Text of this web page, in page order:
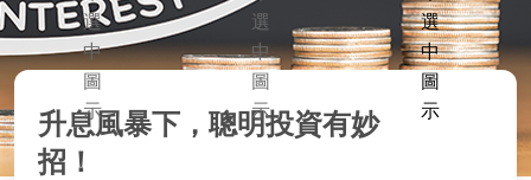
升息風暴下，聰明投資有妙
招！